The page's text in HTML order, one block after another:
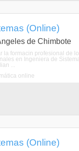
(Online)
de Chimbote
la formacin profesional de
en Ingeniera de
...
online
(Online)